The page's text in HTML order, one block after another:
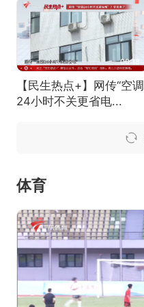
00:18
【民生热点+】网传“空调
24小时不关更省电...
体育